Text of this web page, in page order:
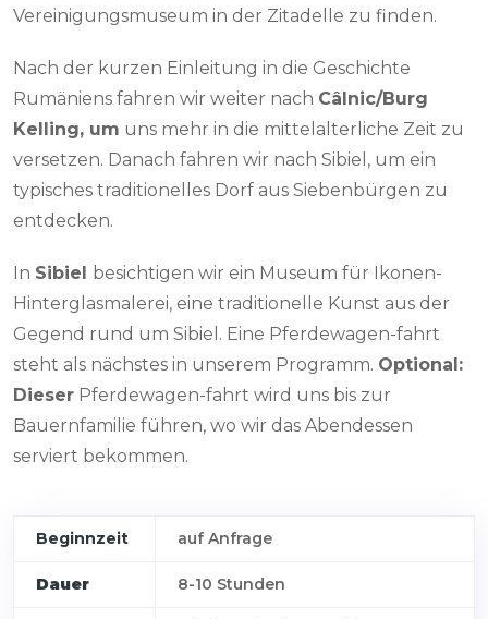
Vereinigungsmuseum in der Zitadelle zu finden.
Nach der kurzen Einleitung in die Geschichte
Rumäniens fahren wir weiter nach Câlnic/Burg
Kelling, um uns mehr in die mittelalterliche Zeit zu
versetzen. Danach fahren wir nach Sibiel, um ein
typisches traditionelles Dorf aus Siebenbürgen zu
entdecken.
In Sibiel
besichtigen wir ein Museum für Ikonen-
Hinterglasmalerei, eine traditionelle Kunst aus der
Gegend rund um Sibiel. Eine Pferdewagen-fahrt
steht als nächstes in unserem Programm. Optional:
Dieser Pferdewagen-fahrt wird uns bis zur
Bauernfamilie führen, wo wir das Abendessen
serviert bekommen.
Beginnzeit auf Anfrage
Dauer 8-10 Stunden